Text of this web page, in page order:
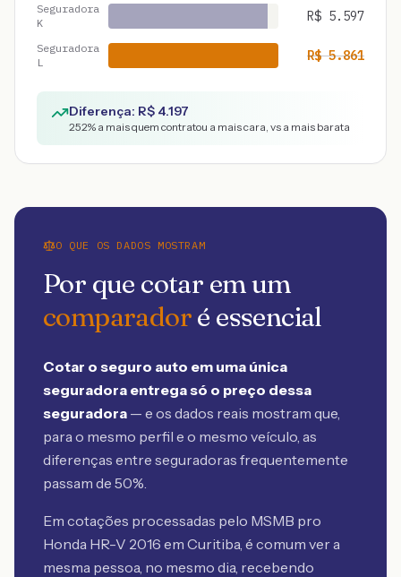
Seguradora
K
R$ 5.597
Seguradora
L
R$5.861
Diferença: R$ 4.197
252% a mais quem contratou a mais cara, vs a mais barata
O QUE OS DADOS MOSTRAM
Por que cotar em um
comparadoré essencial
Cotar o seguro auto em uma única
seguradora entrega só o preço dessa
seguradora — e os dados reais mostram que,
para o mesmo perfil e o mesmo veículo, as
diferenças entre seguradoras frequentemente
passam de 50%.
Em cotações processadas pelo MSMB pro
Honda HR-V 2016 em Curitiba, é comum ver a
mesma pessoa, no mesmo dia, recebendo